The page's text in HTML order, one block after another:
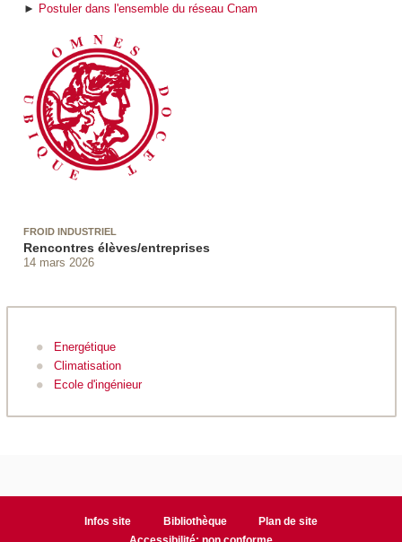
► Postuler dans l'ensemble du réseau Cnam
FROID INDUSTRIEL
Rencontres élèves/entreprises
14 mars 2026
Energétique
Climatisation
Ecole d'ingénieur
Infos site Bibliothèque
Plan de site